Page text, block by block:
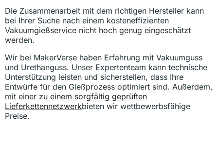
Die Zusammenarbeit mit dem richtigen Hersteller kann
bei Ihrer Suche nach einem kosteneffizienten
Vakuumgießservice nicht hoch genug eingeschätzt
werden.
Wir bei MakerVerse haben Erfahrung mit Vakuumguss
und Urethanguss. Unser Expertenteam kann technische
Unterstützung leisten und sicherstellen, dass Ihre
Entwürfe für den Gießprozess optimiert sind. Außerdem,
mit einer zu einem sorgfältig geprüften
Lieferkettennetzwerkbieten wir wettbewerbsfähige
Preise.